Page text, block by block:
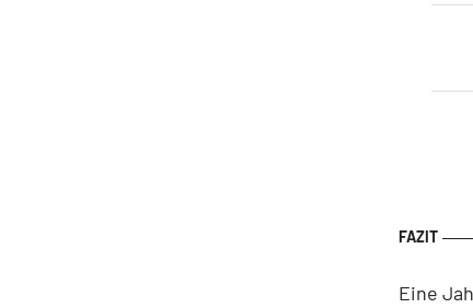
Eine